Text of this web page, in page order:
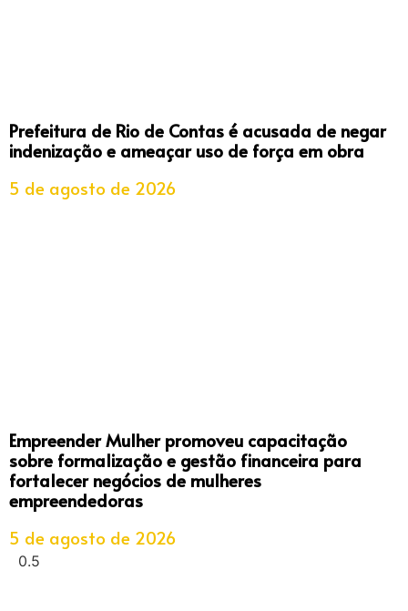
Prefeitura de Rio de Contas é acusada de negar
indenização e ameaçar uso de força em obra
5 de agosto de 2026
Empreender Mulher promoveu capacitação
sobre formalização e gestão financeira para
fortalecer negócios de mulheres
empreendedoras
5 de agosto de 2026